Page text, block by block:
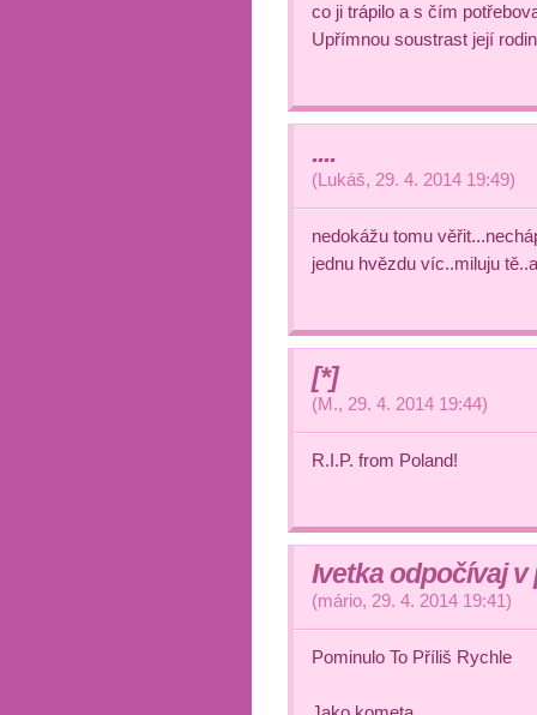
co ji trápilo a s čím
Upřímnou soustrast její
....
(Lukáš, 29. 4. 2014 19:49)
nedokážu tomu
jednu hvězdu víc..miluju
[*]
(M., 29. 4. 2014 19:44)
R.I.P. from Poland!
Ivetka odpočívaj v
(mário, 29. 4. 2014 19:41)
Pominulo To Příliš Rychle